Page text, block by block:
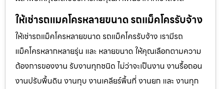
ให้เช่ารถแมคโครหลายขนาด รถแม็คโครรับจ้าง
ให้เช่ารถแม็คโครหลายขนาด รถแม็คโครรับจ้าง เรามีรถ
แม็คโครหลากหลายรุ่น และ หลายขนาด ให้คุณเลือกตามความ
ต้องการของงาน รับงานทุกชนิด ไม่ว่าจะเป็นงาน งานรื้อถอน
งานปรับพื้นดิน งานทุบ งานเคลียร์พื้นที่ งานยก และ งานทุก